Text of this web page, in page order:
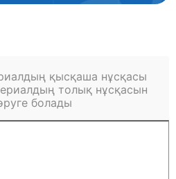
қысқаша нұсқасы
толық нұсқасын
болады